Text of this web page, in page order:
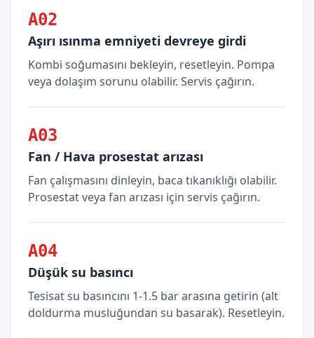
A02
Aşırı ısınma emniyeti devreye girdi
Kombi soğumasını bekleyin, resetleyin. Pompa
veya dolaşım sorunu olabilir. Servis çağırın.
A03
Fan / Hava prosestat arızası
Fan çalışmasını dinleyin, baca tıkanıklığı olabilir.
Prosestat veya fan arızası için servis çağırın.
A04
Düşük su basıncı
Tesisat su basıncını 1-1.5 bar arasına getirin (alt
doldurma musluğundan su basarak). Resetleyin.